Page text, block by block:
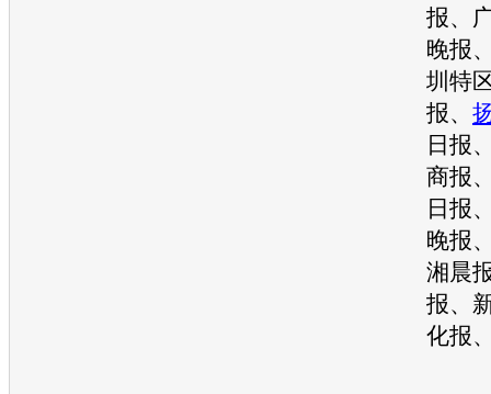
报、
晚报
圳特
报、
日报
商报
日报
晚报
湘晨
报、
化报